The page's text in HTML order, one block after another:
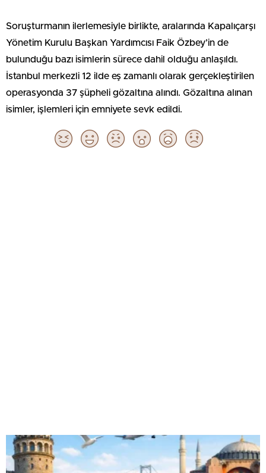
Soruşturmanın ilerlemesiyle birlikte, aralarında Kapalıçarşı
Yönetim Kurulu Başkan Yardımcısı Faik Özbey’in de
bulunduğu bazı isimlerin sürece dahil olduğu anlaşıldı.
İstanbul merkezli 12 ilde eş zamanlı olarak gerçekleştirilen
operasyonda 37 şüpheli gözaltına alındı. Gözaltına alınan
isimler, işlemleri için emniyete sevk edildi.